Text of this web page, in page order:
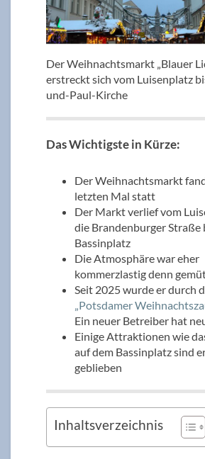
Der Weihnachtsmarkt „Blauer
erstreckt sich vom Luisenplatz
und-Paul-Kirche
Das Wichtigste in Kürze:
Der Weihnachtsmarkt
letzten Mal statt
Der Markt verlief vom
die Brandenburger Straße
Bassinplatz
Die Atmosphäre war eher
kommerzlastig denn
Seit 2025 wurde er durch
„Potsdamer
Ein neuer Betreiber hat
Einige Attraktionen wie
auf dem Bassinplatz sind
geblieben
Inhaltsverzeichnis